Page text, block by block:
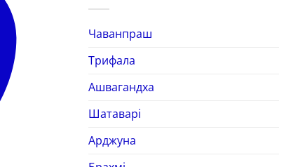
Чаванпраш
Трифала
Ашвагандха
Шатаварі
Арджуна